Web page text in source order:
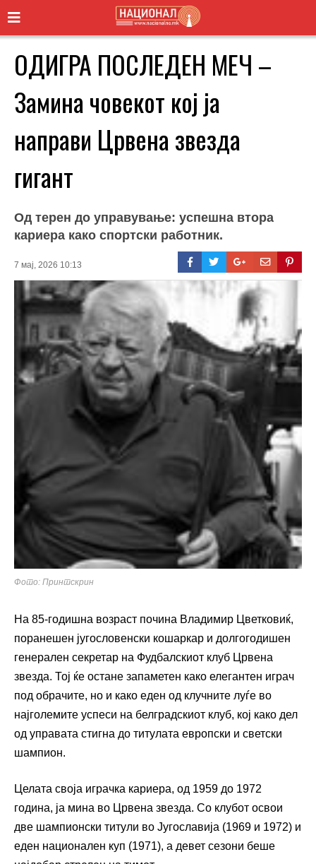
ОДИГРА ПОСЛЕДЕН МЕЧ –
Замина човекот кој ја
направи Црвена звезда
гигант
Од терен до управување: успешна втора
кариера како спортски работник.
7 мај, 2026 10:13
Фото: Принтскрин
На 85-годишна возраст почина Владимир Цветковиќ,
поранешен југословенски кошаркар и долгогодишен
генерален секретар на Фудбалскиот клуб Црвена
звезда. Тој ќе остане запаметен како елегантен играч
под обрачите, но и како еден од клучните луѓе во
најголемите успеси на белградскиот клуб, кој како дел
од управата стигна до титулата европски и светски
шампион.
Целата своја играчка кариера, од 1959 до 1972
година, ја мина во Црвена звезда. Со клубот освои
две шампионски титули во Југославија (1969 и 1972) и
еден национален куп (1971), а девет сезони беше